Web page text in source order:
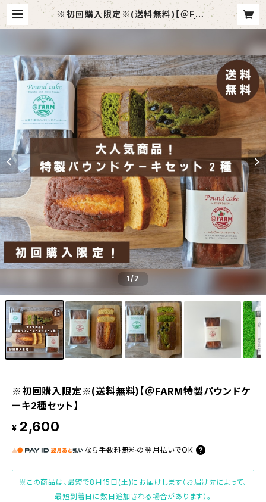
※初回購入限定※(送料無料)【＠FAR
M特製パウンドケーキ2種セット】 | ＠
1/7
※初回購入限定※(送料無料)【＠FARM特製パウンドケ
ーキ2種セット】
¥ 2,600
なら 手数料無料の 翌月払いでOK
※この商品は、最短で8月15日(土)にお届けします（お届け先によって、
最短到着日に数日追加される場合があります）。